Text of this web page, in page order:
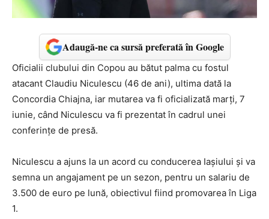
Adaugă-ne ca sursă preferată în Google
Oficialii clubului din Copou au bătut palma cu fostul
atacant Claudiu Niculescu (46 de ani), ultima dată la
Concordia Chiajna, iar mutarea va fi oficializată marți, 7
iunie, când Niculescu va fi prezentat în cadrul unei
conferințe de presă.
Niculescu a ajuns la un acord cu conducerea Iașiului și va
semna un angajament pe un sezon, pentru un salariu de
3.500 de euro pe lună, obiectivul fiind promovarea în Liga
1.